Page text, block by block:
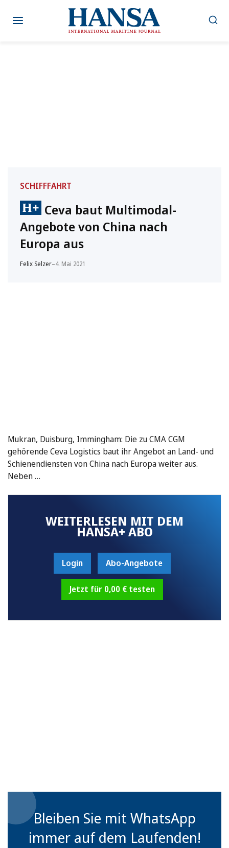
Inhalt
SCHIFFFAHRT
Ceva baut Multimodal-
Angebote von China nach
Europa aus
Felix Selzer–4. Mai 2021
Mukran, Duisburg, Immingham: Die zu CMA CGM
gehörende Ceva Logistics baut ihr Angebot an Land- und
Schienendiensten von China nach Europa weiter aus.
Neben …
WEITERLESEN MIT DEM
HANSA+ ABO
Login Abo-Angebote
Jetzt für 0,00 € testen
Bleiben Sie mit WhatsApp
immer auf dem Laufenden!